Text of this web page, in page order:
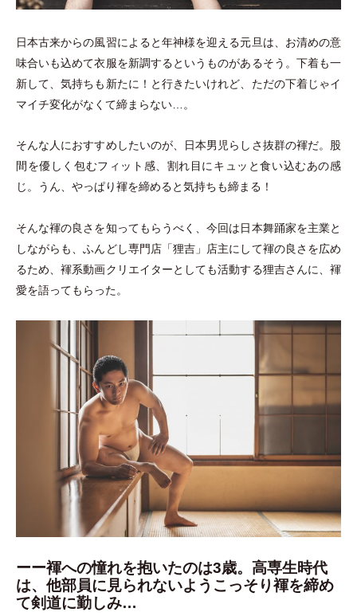
日本古来からの風習によると年神様を迎える元旦は、お清めの意
味合いも込めて衣服を新調するというものがあるそう。下着も一
新して、気持ちも新たに！と行きたいけれど、ただの下着じゃイ
マイチ変化がなくて締まらない…。
そんな人におすすめしたいのが、日本男児らしさ抜群の褌だ。股
間を優しく包むフィット感、割れ目にキュッと食い込むあの感
じ。うん、やっぱり褌を締めると気持ちも締まる！
そんな褌の良さを知ってもらうべく、今回は日本舞踊家を主業と
しながらも、ふんどし専門店「狸吉 」
店主にして褌の良さを広め
るため、褌系動画クリエイターとしても活動する狸吉さんに、褌
愛を語ってもらった。
ーー褌への憧れを抱いたのは3歳。高専生時代
は、他部員に見られないようこっそり褌を締め
て剣道に勤しみ…